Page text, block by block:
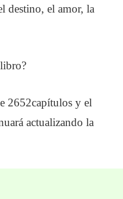
destino, el amor, la
2652capítulos y el
actualizando la